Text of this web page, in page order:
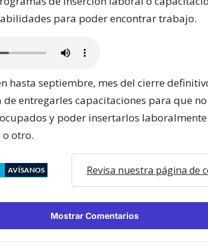
para poder encontrar trabajo.
hasta septiembre, mes del cierre
entregarles capacitaciones para que
y poder insertarlos
otro.
AVÍSANOS Revisa nuestra página de
Mostrar Comentarios